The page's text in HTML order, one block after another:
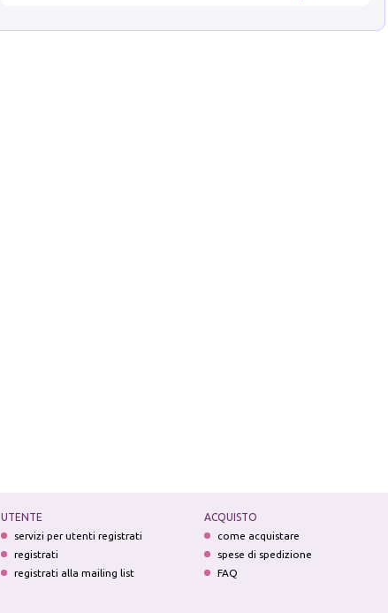
UTENTE
servizi per utenti registrati
registrati
registrati alla mailing list
ACQUISTO
come acquistare
spese di spedizione
FAQ